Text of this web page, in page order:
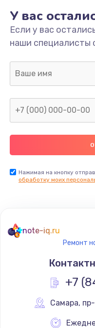
У вас
Если у вас
наши специалисты
Нажимая на кнопку
обработку моих
note-iq.ru
Ремонт
+7
Самара,